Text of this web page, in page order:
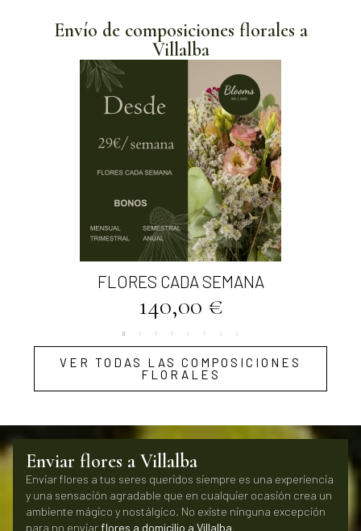
Envío de composiciones florales a
Villalba
Vista rápida
FLORES CADA SEMANA
140,00 €
VER TODAS LAS COMPOSICIONES
FLORALES
Enviar flores a Villalba
Enviar flores a tus seres queridos siempre es una experiencia
y una sensación agradable que en cualquier ocasión crea un
ambiente mágico y nostálgico. No existe ninguna excepción
para no enviarflores a domicilio a Villalba